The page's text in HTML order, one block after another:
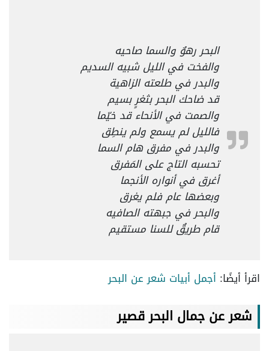
البحر رهوٌ والسما صاحيه
والفخت في الليل شبيه السديم
والبدر في طلعته الزاهية
قد ضاحك البحر بثغرٍ بسيم
والصمت في الأنحاء قد خيّما
فالليل لم يسمع ولم ينطِق
والبدر في مفرق هام السما
تحسبه التاج على المَفرق
أغرق في أنواره الأنجما
وبعضها عام فلم يغرق
والبحر في جبهته الصافيه
قام طريقٌ للسنا مستقيم
اقرأ أيضًا: أجمل أبيات شعر عن البحر
شعر عن جمال البحر قصير